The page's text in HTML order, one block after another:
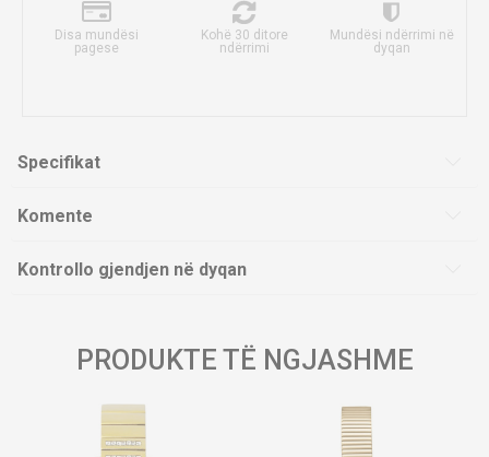
Disa mundësi
pagese
Kohë 30 ditore
ndërrimi
Mundësi ndërrimi në
dyqan
Specifikat
Komente
Kontrollo gjendjen në dyqan
PRODUKTE TË NGJASHME